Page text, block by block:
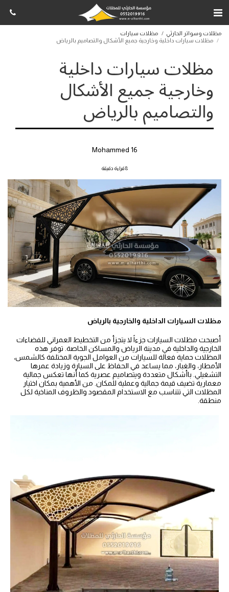
مظلات وسواتر الحارثي
مظلات سيارات
مظلات سيارات داخلية وخارجية جميع الأشكال والتصاميم بالرياض
مظلات سيارات داخلية
وخارجية جميع الأشكال
والتصاميم بالرياض
Mohammed 16
8 قراءة دقيقة
مظلات السيارات الداخلية والخارجية بالرياض
أصبحت مظلات السيارات جزءاً لا يتجزأ من التخطيط العمراني للفضاءات
الخارجية والداخلية في مدينة الرياض والمساكن الخاصة. توفر هذه
المظلات حماية فعالة للسيارات من العوامل الجوية المختلفة كالشمس،
الأمطار، والغبار، مما يساعد في الحفاظ على السيارة وزيادة عمرها
التشغيلي. باأشكال متعددة ويتصاميم عصرية كما أنها تعكس جمالية
معمارية تضيف قيمة جمالية وعملية للمكان. من الأهمية بمكان اختيار
المظلات التي تتناسب مع الاستخدام المقصود والظروف المناخية لكل
منطقة.